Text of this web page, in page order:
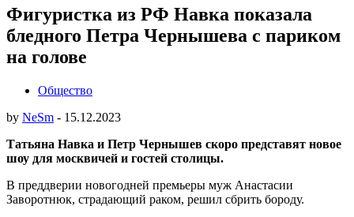
Фигуристка из РФ Навка показала
бледного Петра Чернышева с париком
на голове
Общество
by NeSm - 15.12.2023
Татьяна Навка и Петр Чернышев скоро представят новое
шоу для москвичей и гостей столицы.
В преддверии новогодней премьеры муж Анастасии
Заворотнюк, страдающий раком, решил сбрить бороду.